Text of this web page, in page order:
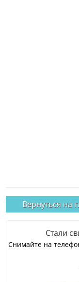
Вернуться на
Стали
Снимайте на